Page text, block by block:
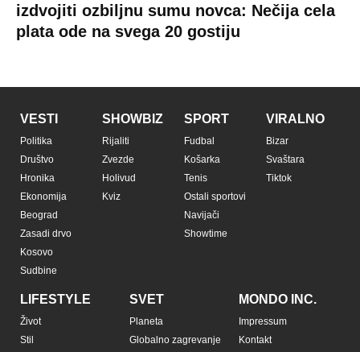
Auto
Privacy policy
Terms of service
Pratite nas na:
Copyright © Espreso.co.rs 2026. Sva prava zadržana. Mondo inc.